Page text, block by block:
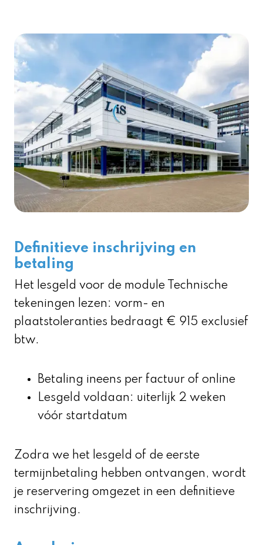
Definitieve inschrijving en
betaling
Het lesgeld voor de module Technische
tekeningen lezen: vorm- en
plaatstoleranties bedraagt € 915 exclusief
btw.
Betaling ineens per factuur of online
Lesgeld voldaan: uiterlijk 2 weken
vóór startdatum
Zodra we het lesgeld of de eerste
termijnbetaling hebben ontvangen, wordt
je reservering omgezet in een definitieve
inschrijving.